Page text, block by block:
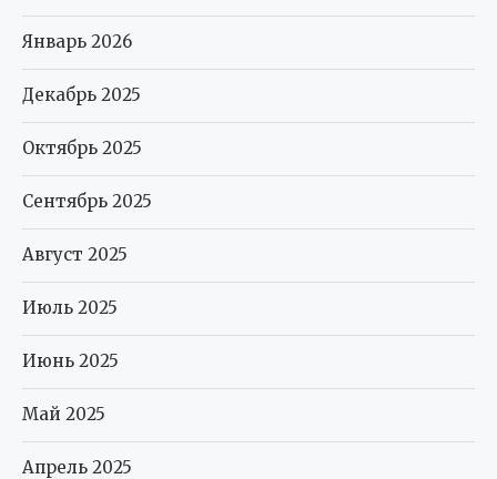
Январь 2026
Декабрь 2025
Октябрь 2025
Сентябрь 2025
Август 2025
Июль 2025
Июнь 2025
Май 2025
Апрель 2025